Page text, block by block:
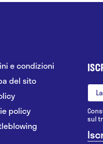
e condizioni
del sito
policy
sul